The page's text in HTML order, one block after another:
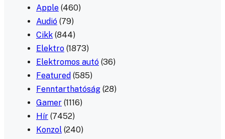
Apple (460)
Audió (79)
Cikk (844)
Elektro (1873)
Elektromos autó (36)
Featured (585)
Fenntarthatóság (28)
Gamer (1116)
Hír (7452)
Konzol (240)